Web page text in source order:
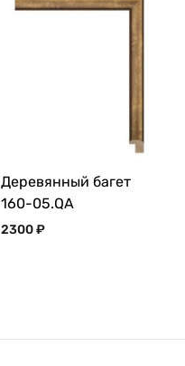
Деревянный багет
160-05.QA
2300₽